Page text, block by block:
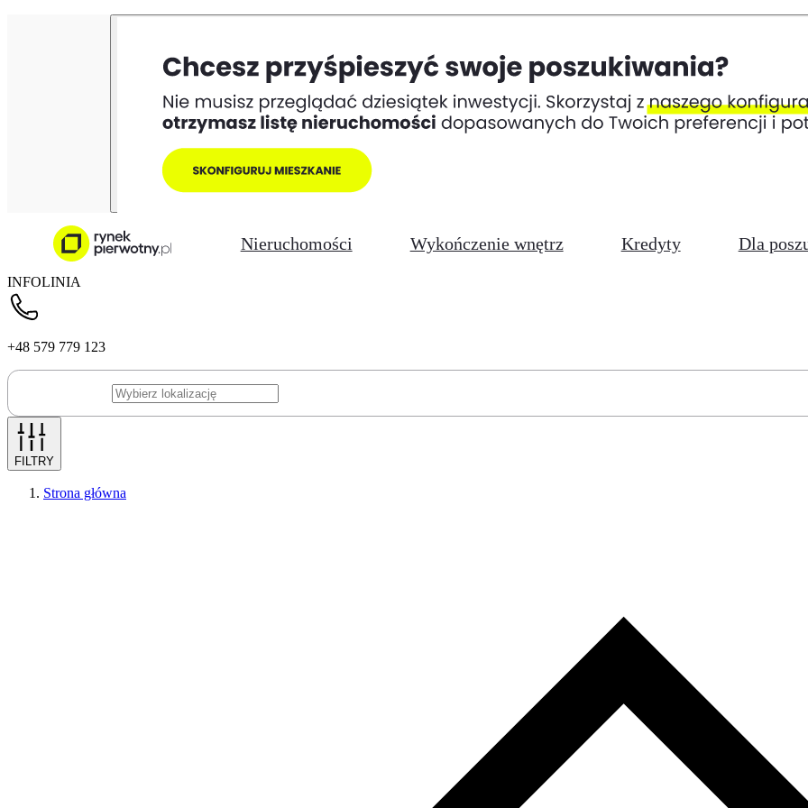
Nieruchomości Wykończenie wnętrz Kredyty Dla
INFOLINIA
+48 579 779 123
FILTRY
Strona główna